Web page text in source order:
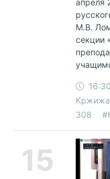
апреля
М.В.
секции
16:30
308
15